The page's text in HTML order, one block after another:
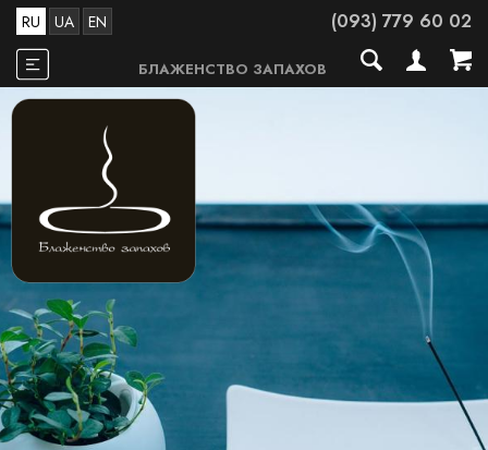
RU UA EN (093) 779 60 02
БЛАЖЕНСТВО ЗАПАХОВ